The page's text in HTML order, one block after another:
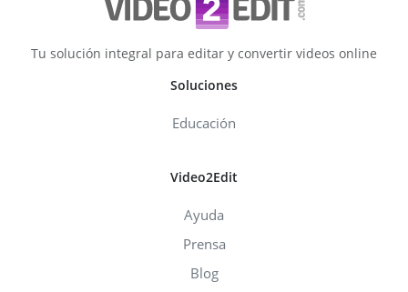
Tu solución integral para editar y convertir videos online
Soluciones
Educación
Video2Edit
Ayuda
Prensa
Blog